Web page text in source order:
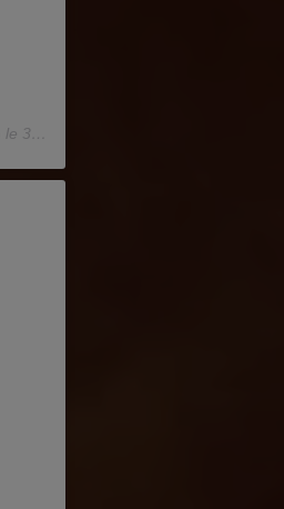
le 30 Mai 2020 à 5 :45 PDT